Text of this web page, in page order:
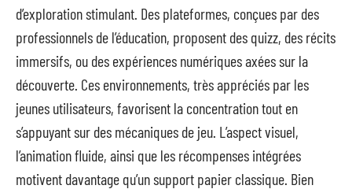
d’exploration stimulant. Des plateformes, conçues par des
professionnels de l’éducation, proposent des quizz, des récits
immersifs, ou des expériences numériques axées sur la
découverte. Ces environnements, très appréciés par les
jeunes utilisateurs, favorisent la concentration tout en
s’appuyant sur des mécaniques de jeu. L’aspect visuel,
l’animation fluide, ainsi que les récompenses intégrées
motivent davantage qu’un support papier classique. Bien